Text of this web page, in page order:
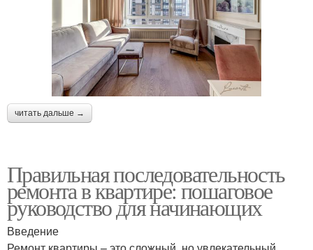
читать дальше →
Правильная последовательность
ремонта в квартире: пошаговое
руководство для начинающих
Введение